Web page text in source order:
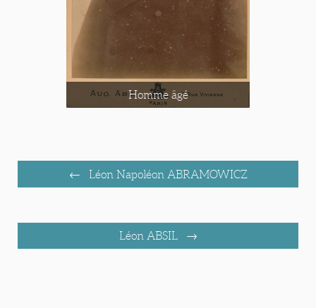
Homme âgé
Léon Napoléon ABRAMOWICZ
Léon ABSIL